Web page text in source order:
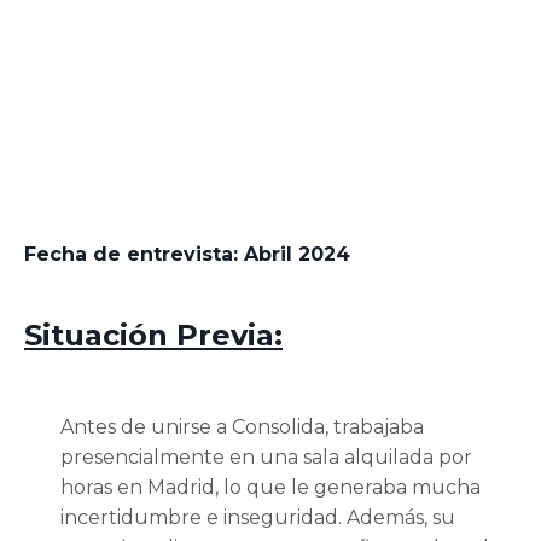
Fecha de entrevista: Abril 2024
Situación Previa:
Antes de unirse a Consolida, trabajaba
presencialmente en una sala alquilada por
horas en Madrid, lo que le generaba mucha
incertidumbre e inseguridad. Además, su